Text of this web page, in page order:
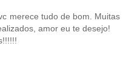
merece tudo de bom. Muitas
amor eu te desejo!